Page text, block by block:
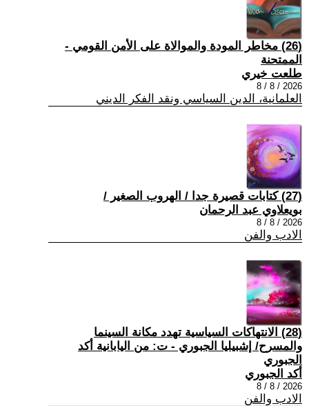
(26) مخاطر المودة والموالاة على الأمن القومي -
الممتحنة
طلعت خيري
2026 / 8 / 8
العلمانية، الدين السياسي ونقد الفكر الديني
(27) كتابات قصيرة جدا / الهروب الصغير /
بويعلاوي عبد الرحمان
2026 / 8 / 8
الادب والفن
(28) الانتهاكات السياسية تهدد مكانة السينما
والمسرح/ إشبيليا الجبوري - ت: من اليابانية أكد
الجبوري
أكد الجبوري
2026 / 8 / 8
الادب والفن